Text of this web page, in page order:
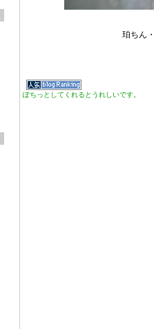
珀ちん・・・(
ぽちっとしてくれるとうれしいです。